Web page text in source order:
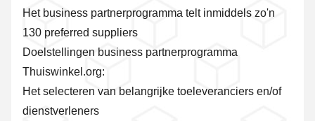
Het business partnerprogramma telt inmiddels zo'n
130 preferred suppliers
Doelstellingen business partnerprogramma
Thuiswinkel.org:
Het selecteren van belangrijke toeleveranciers en/of
dienstverleners